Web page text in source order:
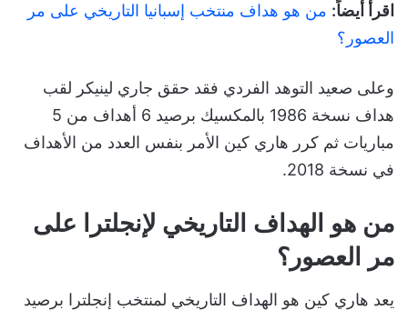
اقرأ أيضاً: من هو هداف منتخب إسبانيا التاريخي على مر
العصور؟
وعلى صعيد التوهد الفردي فقد حقق جاري لينيكر لقب
هداف نسخة 1986 بالمكسيك برصيد 6 أهداف من 5
مباريات ثم كرر هاري كين الأمر بنفس العدد من الأهداف
في نسخة 2018.
من هو الهداف التاريخي لإنجلترا على
مر العصور؟
يعد هاري كين هو الهداف التاريخي لمنتخب إنجلترا برصيد